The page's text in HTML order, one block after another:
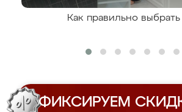
Как правильно
ФИКСИРУЕМ